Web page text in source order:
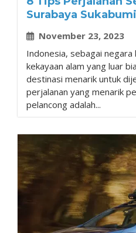
Surabaya Sukabumi
November 23, 2023
Indonesia, sebagai negara
kekayaan alam yang luar
destinasi menarik untuk
perjalanan yang menarik
pelancong adalah...